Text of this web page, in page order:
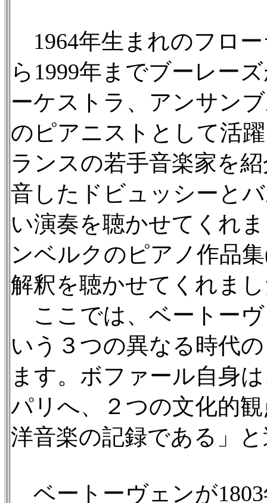
1964年生まれのフロ
ら1999年までブーレー
ーケストラ、アンサン
のピアニストとして活
ランスの若手音楽家を
音したドビュッシーと
い演奏を聴かせてくれ
ンベルクのピアノ作品
解釈を聴かせてくれま
ここでは、ベートー
いう３つの異なる時代
ます。ボファール自身
パリへ、２つの文化的
洋音楽の記録である」
ベートーヴェンが